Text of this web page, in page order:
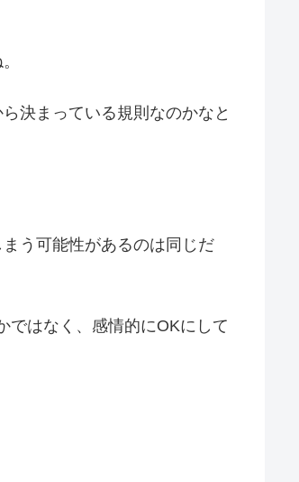
決まっている規則なのかなと
う可能性があるのは同じだ
ではなく、感情的にOKにして